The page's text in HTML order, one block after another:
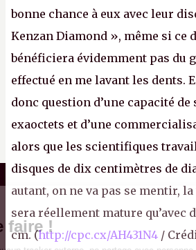
bonne chance à eux avec leur
Kenzan Diamond », même si ce
bénéficiera évidemment pas du
effectué en me lavant les dents.
donc question d’une capacité de
exaoctets et d’une
alors que les scientifiques
disques de dix centimètres de
autant, on ne va pas se mentir,
sera réellement mature qu’avec
cm. (http://cpc.cx/AH431N4 /
Il n'y a pas de
Cookie à se faire !